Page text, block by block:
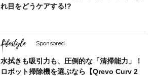
れ目をどうケアする!?
Lifestyle Sponsored
水拭きも吸引力も、圧倒的な「清掃能力」！
ロボット掃除機を選ぶなら【Qrevo Curv 2